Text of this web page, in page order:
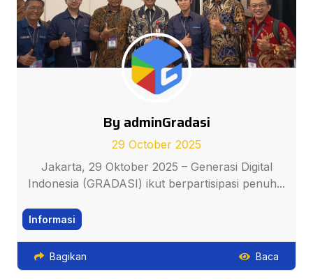
By adminGradasi
29 October 2025
Jakarta, 29 Oktober 2025 – Generasi Digital
Indonesia (GRADASI) ikut berpartisipasi penuh...
Informasi
Bagikan Baca